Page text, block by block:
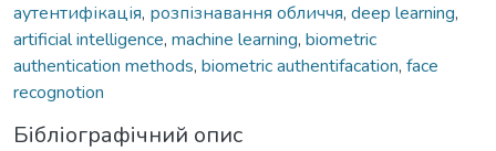
аутентифікація, розпізнавання обличчя, deep learning,
artificial intelligence, machine learning, biometric
authentication methods, biometric authentifacation, face
recognotion
Бібліографічний опис